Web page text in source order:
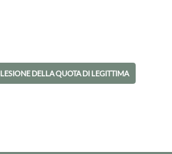
LESIONE DELLA QUOTA DI LEGITTIMA